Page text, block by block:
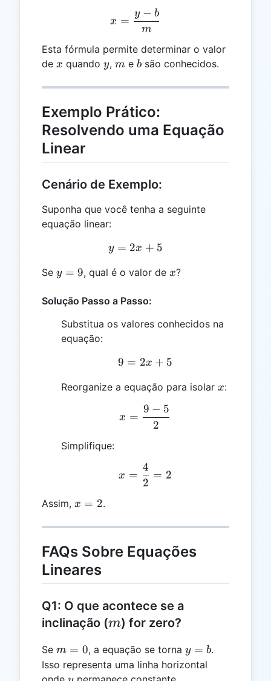
x = \frac{y - b}{m}
x =
m
y − b
Esta fórmula permite determinar o valor
de x
x quando y
y, m
me b
bsão conhecidos.
Exemplo Prático:
Resolvendo uma Equação
Linear
Cenário de Exemplo:
Suponha que você tenha a seguinte
equação linear:
y = 2x + 5
y = 2x + 5
Se y
9
y = 9, qual é o valor dex
x?
Solução Passo a Passo:
Substitua os valores conhecidos na
equação:
9 = 2x + 5
9 = 2x + 5
Reorganize a equação para isolar x
x:
x = \frac{9 - 5}{2}
x =
2
9 − 5
Simplifique:
x = \frac{4}{2} = 2
x =
2
4
= 2
Assim, x
2
x = 2.
FAQs Sobre Equações
Lineares
Q1: O que acontece se a
inclinação (m
m) for zero?
Se m
=
0
m = 0, a equação se torna y
=
y = b.
Isso representa uma linha horizontal